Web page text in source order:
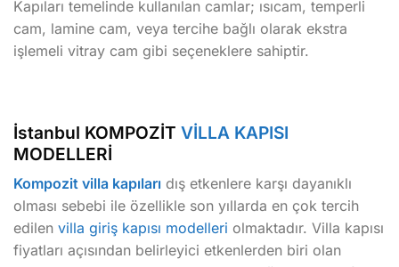
Kapıları temelinde kullanılan camlar; ısıcam, temperli
cam, lamine cam, veya tercihe bağlı olarak ekstra
işlemeli vitray cam gibi seçeneklere sahiptir.
İstanbul KOMPOZİT VİLLA KAPISI
MODELLERİ
Kompozit villa kapıları dış etkenlere karşı dayanıklı
olması sebebi ile özellikle son yıllarda en çok tercih
edilen villa giriş kapısı modelleri olmaktadır. Villa kapısı
fiyatları açısından belirleyici etkenlerden biri olan